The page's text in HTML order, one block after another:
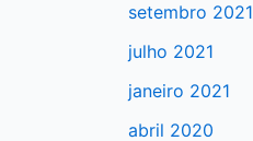
setembro 2021
julho 2021
janeiro 2021
abril 2020